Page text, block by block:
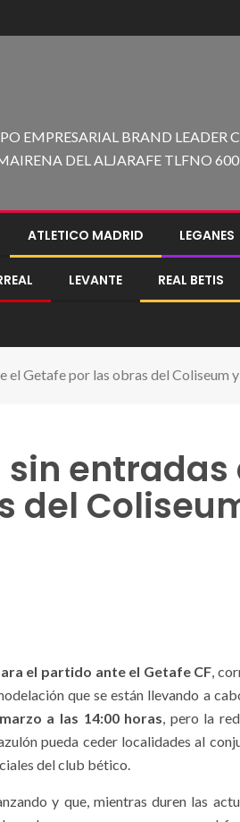
EMPRESARIAL BRAND
DEL ALJARAFE TLFNO
ATLETICO MADRID LEGANES
LEVANTE REAL BETIS
el Getafe por las obras del Coliseum
sin
del
el partido ante el Getafe CF,
que se están llevando a
a las 14:00 horas, pero la
pueda ceder localidades al
del club bético.
y que, mientras duren las